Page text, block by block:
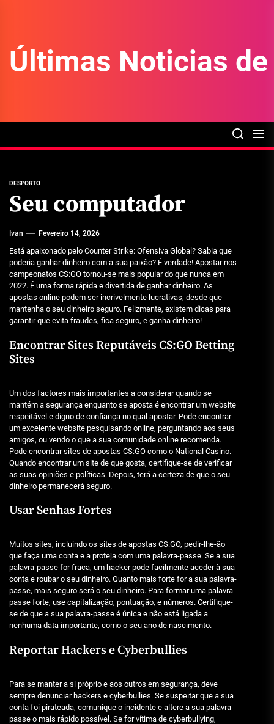
content
Últimas Noticias
DESPORTO
Seu computador
Ivan Fevereiro 14, 2026
Está apaixonado pelo Counter Strike: Ofensiva Global? Sabia que
poderia ganhar dinheiro com a sua paixão? É verdade! Apostar nos
campeonatos CS:GO tornou-se mais popular do que nunca em
2022. É uma forma rápida e divertida de ganhar dinheiro. As
apostas online podem ser incrivelmente lucrativas, desde que
mantenha o seu dinheiro seguro. Felizmente, existem dicas para
garantir que evita fraudes, fica seguro, e ganha dinheiro!
Encontrar Sites Reputáveis CS:GO Betting
Sites
Um dos factores mais importantes a considerar quando se
mantém a segurança enquanto se aposta é encontrar um website
respeitável e digno de confiança no qual apostar. Pode encontrar
um excelente website pesquisando online, perguntando aos seus
amigos, ou vendo o que a sua comunidade online recomenda.
Pode encontrar sites de apostas CS:GO como o National Casino.
Quando encontrar um site de que gosta, certifique-se de verificar
as suas opiniões e políticas. Depois, terá a certeza de que o seu
dinheiro permanecerá seguro.
Usar Senhas Fortes
Muitos sites, incluindo os sites de apostas CS:GO, pedir-lhe-ão
que faça uma conta e a proteja com uma palavra-passe. Se a sua
palavra-passe for fraca, um hacker pode facilmente aceder à sua
conta e roubar o seu dinheiro. Quanto mais forte for a sua palavra-
passe, mais seguro será o seu dinheiro. Para formar uma palavra-
passe forte, use capitalização, pontuação, e números. Certifique-
se de que a sua palavra-passe é única e não está ligada a
nenhuma data importante, como o seu ano de nascimento.
Reportar Hackers e Cyberbullies
Para se manter a si próprio e aos outros em segurança, deve
sempre denunciar hackers e cyberbullies. Se suspeitar que a sua
conta foi pirateada, comunique o incidente e altere a sua palavra-
passe o mais rápido possível. Se for vítima de cyberbullying,